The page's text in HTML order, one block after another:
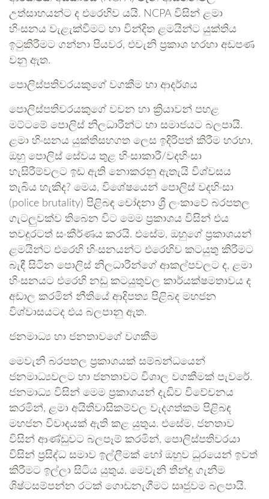
උත්සාහයන්ට ද එරෙහිව යයි. NCPA විසින් ළමා
හිංසනය වැළැක්වීමට හා වින්දිත ළමයින්ට යුක්තිය
ඉටුකිරීමට ගන්නා පියවර, එවැනි ප්‍රකාශ හරහා අඩපණ
වනු ඇත.
පොලිස්පතිවරයකුගේ වගකීම හා ආදර්ශය
පොලිස්පතිවරයකුගේ වචන හා ක්‍රියාවන් පහළ
මට්ටමේ පොලිස් නිලධාරීන්ට හා සමාජයට බලපායි.
ළමා හිංසනය යුක්තිසහගත ලෙස ඉදිරිපත් කිරීම හරහා,
ඔහු පොලිස් සේවය තුළ හිංසාකාරී/වදහිංසා
හැසිරීම්වලට ඉඩ ඇති නොකරනු ඇතැයි විශ්වසය
තැබිය හැකිද? මෙය, විශේෂයෙන් පොලිස් වදහිංසා
(police brutality) පිළිබඳ චෝදනා ශ්‍රී ලංකාවේ බරපතල
ගැටලුවක්ව තිබෙන විට මෙම ප්‍රකාශය විසින් එය
තවදුරටත් සංකීර්ණය කරයි. එසේම, ඔහුගේ ප්‍රකාශයන්
ළමයින්ට එරෙහි හිංසනයන්ට එරෙහිව කටයුතු කිරීමට
බැඳී සිටින පොලිස් නිලධාරීන්ගේ ආකල්පවලට ද, ළමා
හිංසනයට එරෙහි නඩු කටයුතුවල කාර්යක්ෂමතාවය ද
අඩාල කරමින් නීතියේ ආදිපත්‍ය පිළිබද මහජන
විශ්වාසයටද එය බලපානු ඇත.
ජනමාධ්‍ය හා ජනතාවගේ වගකීම
මෙවැනි බරපතල ප්‍රකාශයක් සම්බන්ධයෙන්
ජනමාධ්‍යවලට හා ජනතාවට විශාල වගකීමක් පැවරේ.
ජනමාධ්‍ය විසින් මෙම ප්‍රකාශයන් දැඩිව විවේචනය
කරමින්, ළමා අයිතිවාසිකම්වල වැදගත්කම පිළිබඳ
මහජන විවාදයක් ඇති කළ යුතුය. එසේම, ජනතාව
විසින් ආණ්ඩුවට බලපෑම් කරමින්, පොලිස්පතිවරයා
විසින් ප්‍රසිද්ධ සමාව ඉල්ලීමක් හෝ ඔහුව ධුරයෙන් ඉවත්
කිරීමට ඉල්ලා සිටිය යුතුය. මෙවැනි තීන්දු ගැනීම
ශිෂ්ටසම්පන්න රටක් ගොඩනැගීමට සෘජුවම බලපායි.